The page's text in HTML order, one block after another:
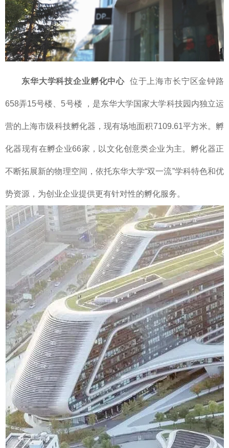
东华大学科技企业孵化中心 位于上海市长宁区金钟路
658弄15号楼、5号楼 ，是东华大学国家大学科技园内独立运
营的上海市级科技孵化器，现有场地面积7109.61平方米。孵
化器现有在孵企业66家，以文化创意类企业为主。孵化器正
不断拓展新的物理空间，依托东华大学“双一流”学科特色和优
势资源，为创业企业提供更有针对性的孵化服务。